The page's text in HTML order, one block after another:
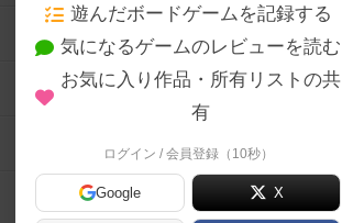
遊んだボードゲームを記録する
気になるゲームのレビューを読む
お気に入り作品・所有リストの共
有
ログイン / 会員登録（10秒）
Google X
ボードゲーム会情報
メカニクス特集
掲示板・トピックス
ボドとも・会員一覧